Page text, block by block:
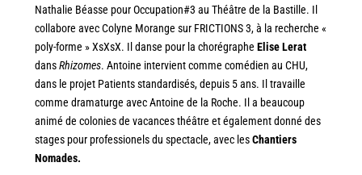
Nathalie Béasse pour Occupation#3 au Théâtre de la Bastille. Il
collabore avec Colyne Morange sur FRICTIONS 3, à la recherche «
poly-forme » XsXsX. Il danse pour la chorégraphe Elise Lerat
dansRhizomes. Antoine intervient comme comédien au CHU,
dans le projet Patients standardisés, depuis 5 ans. Il travaille
comme dramaturge avec Antoine de la Roche. Il a beaucoup
animé de colonies de vacances théâtre et également donné des
stages pour professionels du spectacle, avec lesChantiers
Nomades.